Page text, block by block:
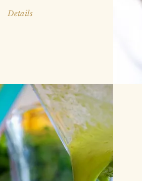
Details